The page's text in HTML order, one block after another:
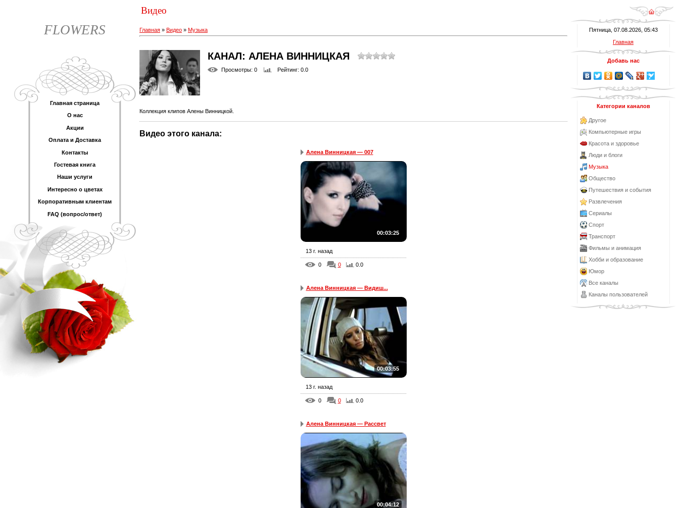
FLOWERS
Главная страница
О нас
Акции
Оплата и Доставка
Контакты
Гостевая книга
Наши услуги
Интересно о цветах
Корпоративным клиентам
FAQ (вопрос/ответ)
Видео
Главная » Видео » Музыка
КАНАЛ: АЛЕНА ВИННИЦКАЯ
Просмотры: 0 Рейтинг: 0.0
Коллекция клипов Алены Винницкой.
Видео этого канала:
Алена Винницкая — 007
00:03:25
13 г. назад
0 0 0.0
Алена Винницкая — Видиш...
00:03:55
13 г. назад
0 0 0.0
Алена Винницкая — Рассвет
00:04:12
Пятница, 07.08.2026, 05:43
Главная
Добавь нас
Категории каналов
Другое
Компьютерные игры
Красота и здоровье
Люди и блоги
Музыка
Общество
Путешествия и события
Развлечения
Сериалы
Спорт
Транспорт
Фильмы и анимация
Хобби и образование
Юмор
Все каналы
Каналы пользователей